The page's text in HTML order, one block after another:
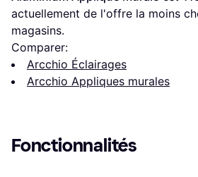
actuellement de l'offre la moins
magasins.
Comparer:
Arcchio Éclairages
Arcchio Appliques murales
Fonctionnalités